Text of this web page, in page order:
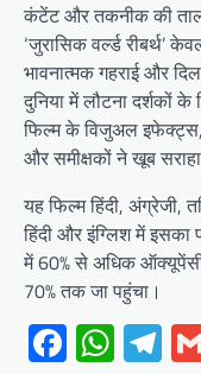
कंटेंट और तकनीक की
‘जुरासिक वर्ल्ड रीबर्थ’
भावनात्मक गहराई और
दुनिया में लौटना दर्शकों के
फिल्म के विजुअल इफेक्ट्स,
और समीक्षकों ने खूब
यह फिल्म हिंदी,
हिंदी और इंग्लिश में इसका
में 60% से अधिक
70% तक जा पहुंचा।